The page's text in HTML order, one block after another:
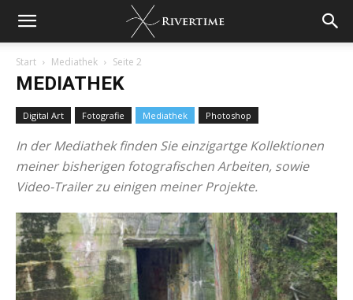
Start Mediathek Seite 2
MEDIATHEK
Digital Art Fotografie Mediathek Photoshop
In der Mediathek finden Sie einzigartge Kollektionen
meiner bisherigen fotografischen Arbeiten, sowie
Video-Trailer zu einigen meiner Projekte.